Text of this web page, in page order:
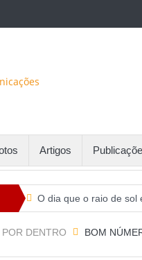
Artigos
O dia que o raio de sol
Santa Maria finaliza
DENTRO
BOM